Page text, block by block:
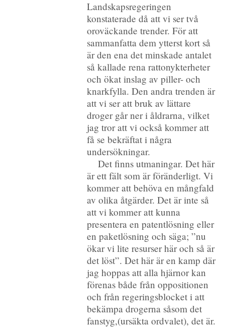
Landskapsregeringen
konstaterade då att vi ser två
oroväckande trender. För att
sammanfatta dem ytterst kort så
är den ena det minskade antalet
så kallade rena rattonykterheter
och ökat inslag av piller- och
knarkfylla. Den andra trenden är
att vi ser att bruk av lättare
droger går ner i åldrarna, vilket
jag tror att vi också kommer att
få se bekräftat i några
undersökningar.
Det finns utmaningar. Det här
är ett fält som är föränderligt. Vi
kommer att behöva en mångfald
av olika åtgärder. Det är inte så
att vi kommer att kunna
presentera en patentlösning eller
en paketlösning och säga; ”nu
ökar vi lite resurser här och så är
det löst”. Det här är en kamp där
jag hoppas att alla hjärnor kan
förenas både från oppositionen
och från regeringsblocket i att
bekämpa drogerna såsom det
fanstyg,(ursäkta ordvalet), det är.